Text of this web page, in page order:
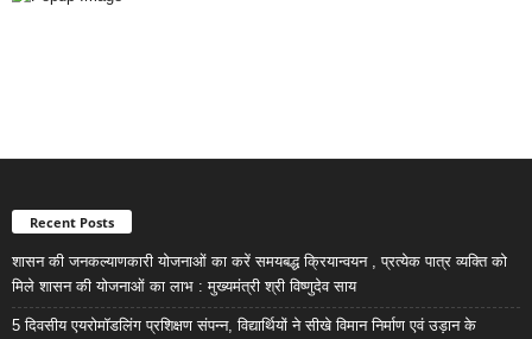
Recent Posts
शासन की जनकल्याणकारी योजनाओं का करें समयबद्ध क्रियान्वयन , प्रत्येक पात्र व्यक्ति को
मिले शासन की योजनाओं का लाभ : मुख्यमंत्री श्री विष्णुदेव साय
5 दिवसीय एयरोमॉडलिंग प्रशिक्षण संपन्न, विद्यार्थियों ने सीखे विमान निर्माण एवं उड़ान के